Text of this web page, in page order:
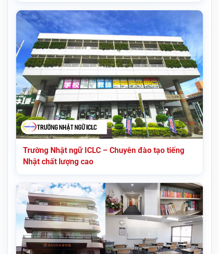
Trường Nhật ngữ ICLC – Chuyên đào tạo tiếng
Nhật chất lượng cao